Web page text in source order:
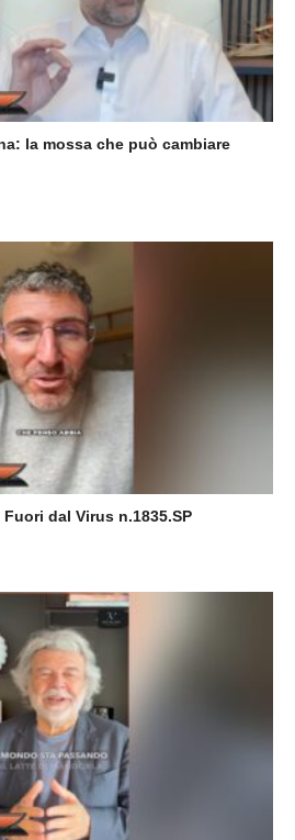
la mossa che può cambiare
dal Virus n.1835.SP